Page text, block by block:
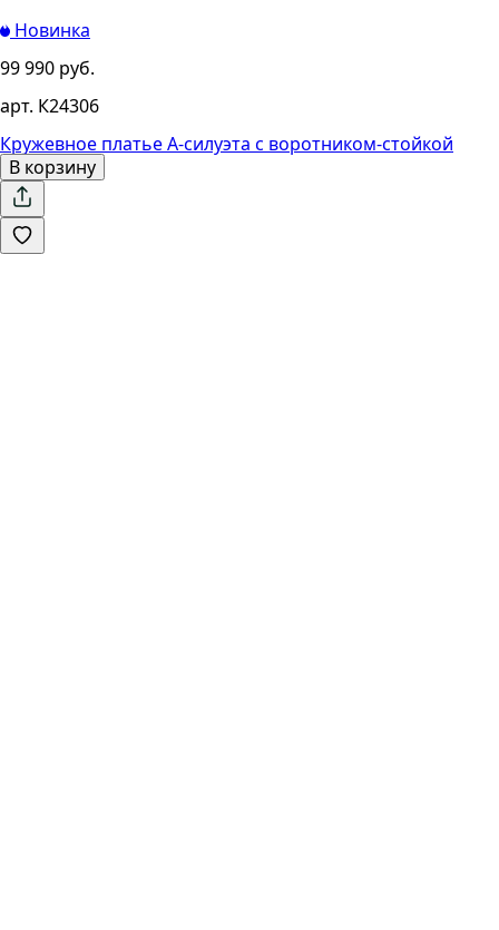
Новинка
99 990 руб.
арт. К24306
Кружевное платье А-силуэта с воротником-стойкой
В корзину